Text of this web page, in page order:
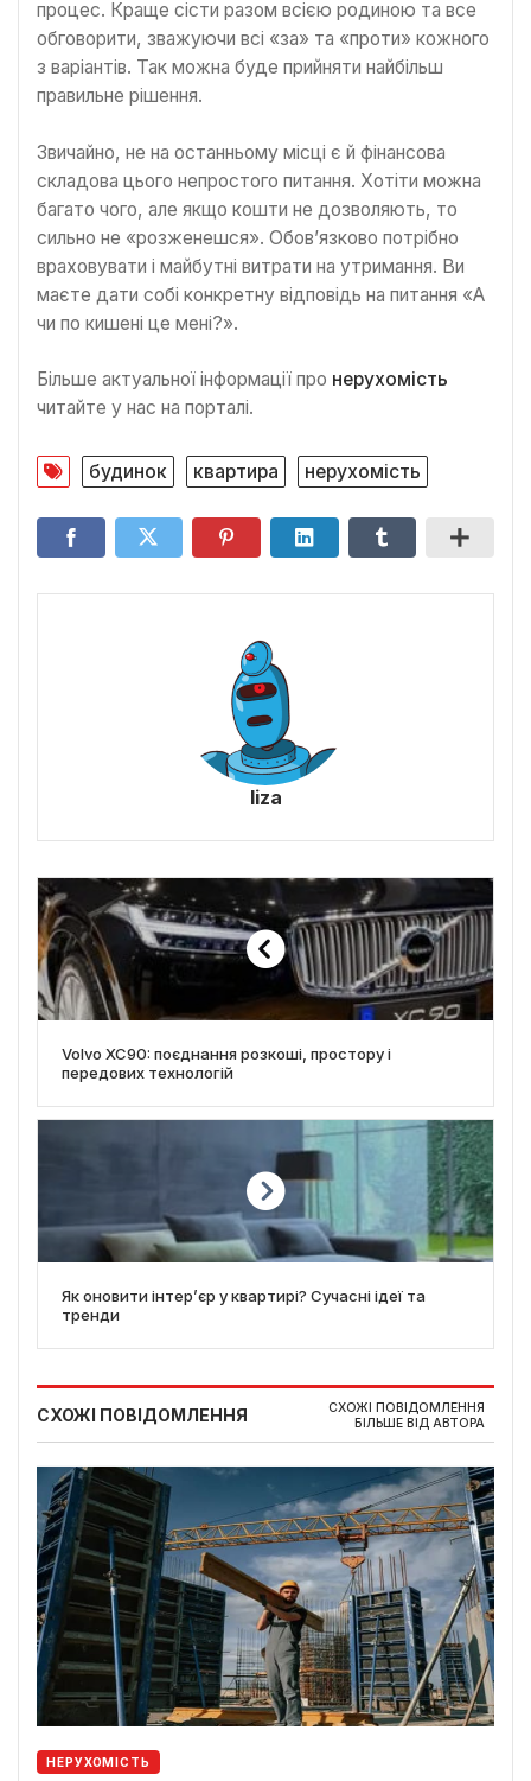
процес. Краще сісти разом всією родиною та все
обговорити, зважуючи всі «за» та «проти» кожного
з варіантів. Так можна буде прийняти найбільш
правильне рішення.
Звичайно, не на останньому місці є й фінансова
складова цього непростого питання. Хотіти можна
багато чого, але якщо кошти не дозволяють, то
сильно не «розженешся». Обов’язково потрібно
враховувати і майбутні витрати на утримання. Ви
маєте дати собі конкретну відповідь на питання «А
чи по кишені це мені?».
Більше актуальної інформації про нерухомість
читайте у нас на порталі.
будинок квартира нерухомість
liza
Volvo XC90: поєднання розкоші, простору і
передових технологій
Як оновити інтер’єр у квартирі? Сучасні ідеї та
тренди
СХОЖІ ПОВІДОМЛЕННЯ
СХОЖІ ПОВІДОМЛЕННЯ
БІЛЬШЕ ВІД АВТОРА
НЕРУХОМІСТЬ